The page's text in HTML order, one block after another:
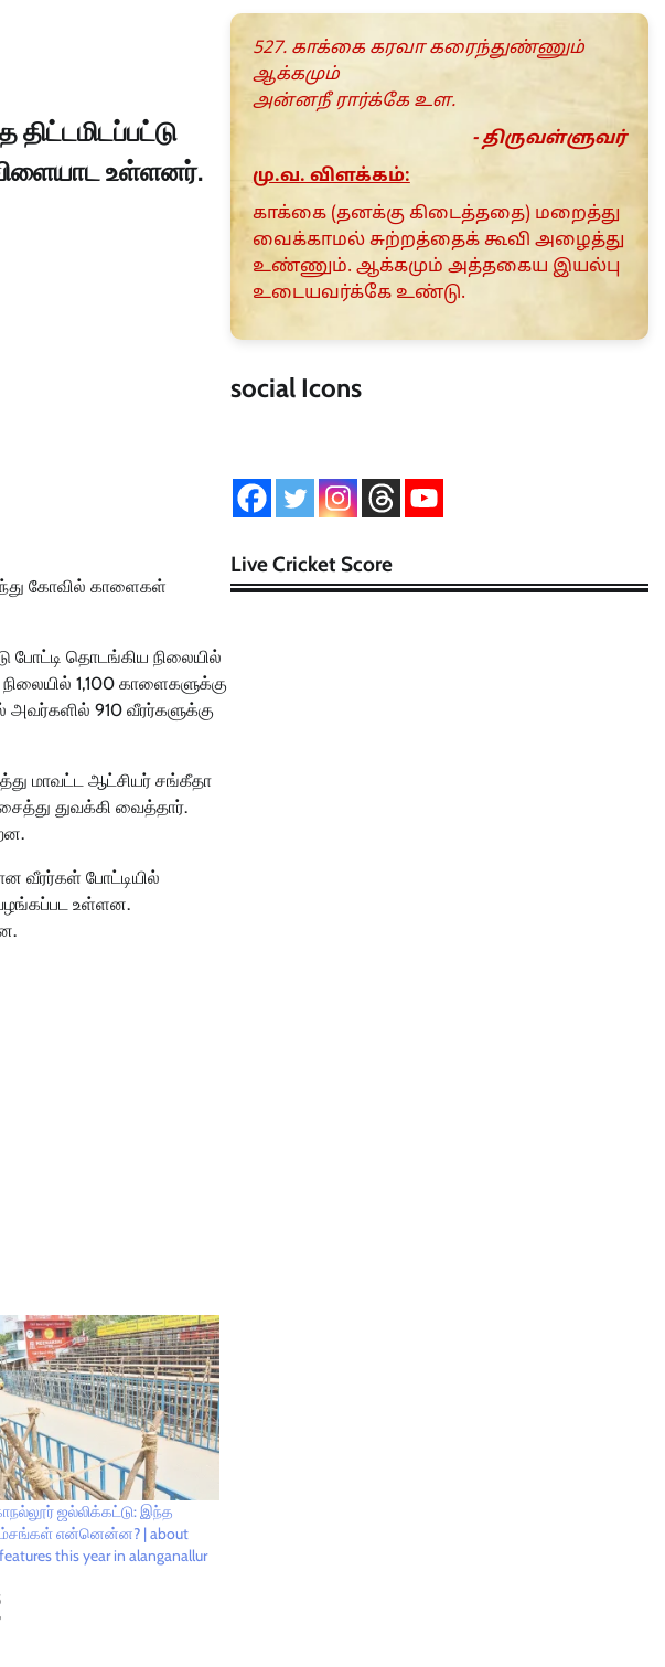
உள்ளனர்.
கோவில் காளைகள்
போட்டி தொடங்கிய நிலையில்
1,100 காளைகளுக்கு
அவர்களில் 910 வீரர்களுக்கு
மாவட்ட ஆட்சியர் சங்கீதா
துவக்கி வைத்தார்.
வீரர்கள் போட்டியில்
வழங்கப்பட உள்ளன.
ஜல்லிக்கட்டு: இந்த
என்னென்ன? | about
this year in alanganallur
527. காக்கை கரவா கரைந்துண்ணும்
ஆக்கமும்
அன்னநீ ரார்க்கே உள.
- திருவள்ளுவர்
மு.வ. விளக்கம்:
காக்கை (தனக்கு கிடைத்ததை) மறைத்து
வைக்காமல் சுற்றத்தைக் கூவி அழைத்து
உண்ணும். ஆக்கமும் அத்தகைய இயல்பு
உடையவர்க்கே உண்டு.
social Icons
Live Cricket Score